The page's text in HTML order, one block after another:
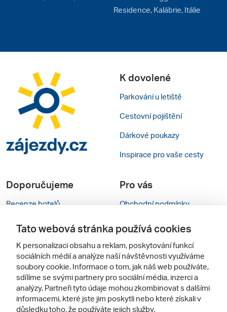
Residence, Kalábrie, Itálie
K dovolené
Parkování u letiště
Cestovní pojištění
Dárkové poukazy
Inspirace pro vaše cesty
Doporučujeme
Recenze hotelů
Rady na cestu
Cestovní kanceláře
Zájazdy.sk
Pro vás
Obchodní podmínky
Kontakty
Nastavení cookies
Mobilní verze webu
Sledujte nás
Tato webová stránka používá cookies
K personalizaci obsahu a reklam, poskytování funkcí
sociálních médií a analýze naší návštěvnosti využíváme
soubory cookie. Informace o tom, jak náš web používáte,
sdílíme se svými partnery pro sociální média, inzerci a
analýzy. Partneři tyto údaje mohou zkombinovat s dalšími
informacemi, které jste jim poskytli nebo které získali v
důsledku toho, že používáte jejich služby.